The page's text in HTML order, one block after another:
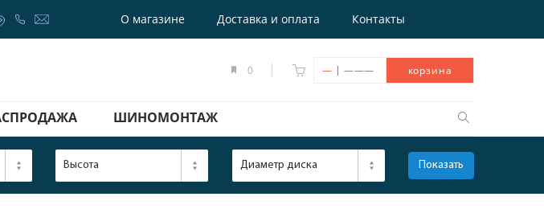
О магазине Доставка и оплата Контакты
0 — | ——— корзина
ШИНОМОНТАЖ
ОТКРЫТЬ
Высота Диаметр диска Показать